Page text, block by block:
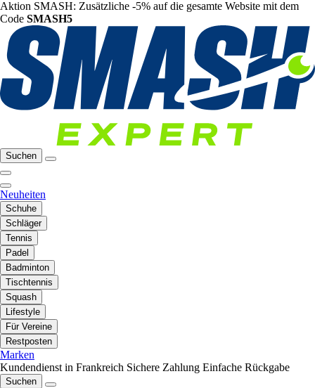
Aktion SMASH: Zusätzliche -5% auf die gesamte Website mit dem
Code SMASH5
Suchen
Neuheiten
Schuhe
Schläger
Tennis
Padel
Badminton
Tischtennis
Squash
Lifestyle
Für Vereine
Restposten
Marken
Kundendienst in Frankreich Sichere Zahlung Einfache Rückgabe
Suchen